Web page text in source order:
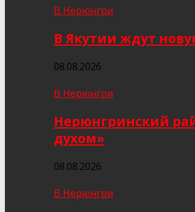
В Нерюнгри
В Якутии ждут
08.08.2026
В Нерюнгри
Нерюнгринский
духом»
08.08.2026
В Нерюнгри